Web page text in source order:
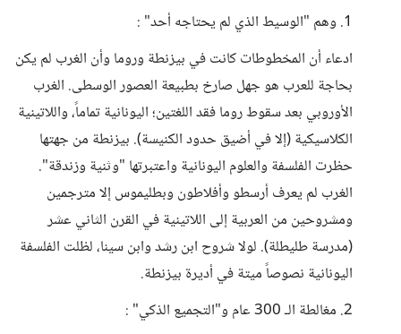
1. وهم "الوسيط الذي لم يحتاجه أحد" :
ادعاء أن المخطوطات كانت في بيزنطة وروما وأن الغرب لم يكن
بحاجة للعرب هو جهل صارخ بطبيعة العصور الوسطى. الغرب
الأوروبي بعد سقوط روما فقد اللغتين؛ اليونانية تماماً، واللاتينية
الكلاسيكية (إلا في أضيق حدود الكنيسة). بيزنطة من جهتها
حظرت الفلسفة والعلوم اليونانية واعتبرتها "وثنية وزندقة".
الغرب لم يعرف أرسطو وأفلاطون وبطليموس إلا مترجمين
ومشروحين من العربية إلى اللاتينية في القرن الثاني عشر
(مدرسة طليطلة). لولا شروح ابن رشد وابن سينا، لظلت الفلسفة
اليونانية نصوصاً ميتة في أديرة بيزنطة.
2. مغالطة الـ 300 عام و"التجميع الذكي" :